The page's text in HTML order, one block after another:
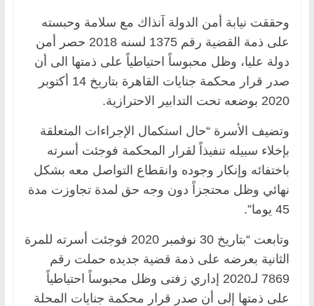
وحققت نيابة أمن الدولة آنذاك مع سلامة وحبسته
على ذمة القضية رقم 1375 لسنه 2018 حصر أمن
دولة عليا، وظل محبوساً احتياطياً على ذمتها الى أن
صدر قرار محكمة جنايات القاهرة بتاريخ 14 أكتوبر
2020 بوضعه تحت التدابير الاحترازية.
وتضيف الأسرة “حال استكمال الإجراءات المتعلقة
بإخلاء سبيله تنفيذاً لقرار المحكمة فوجئت أسرته
باختفائه وإنكار وجوده وانقطاع التواصل معه بشكل
نهائي وظل محتجزاً دون وجه حق لمدة تجاوزت مدة
45 يوما”.
وتابعت “بتاريخ 30 نوفمبر 2020 فوجئت أسرته للمرة
الثانية بعرضه على ذمة قضية جديده حملت رقم
7869 لـ2020 إداري زفتى وظل محبوساً احتياطياً
على ذمتها إلى أن صدر قرار محكمة جنايات المحلة